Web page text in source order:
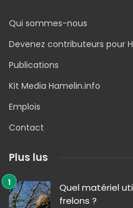
Qui sommes-nous
Devenez contributeurs pour
Publications
Kit Media Hamelin.info
Emplois
Contact
Plus lus
Quel matériel
frelons ?